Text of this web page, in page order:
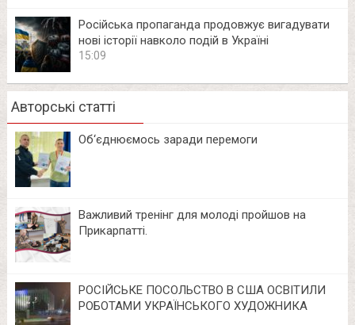
Російська пропаганда продовжує вигадувати
нові історії навколо подій в Україні
15:09
Авторські статті
Об‘єднюємось заради перемоги
Важливий тренінг для молоді пройшов на
Прикарпатті.
РОСІЙСЬКЕ ПОСОЛЬСТВО В США ОСВІТИЛИ
РОБОТАМИ УКРАЇНСЬКОГО ХУДОЖНИКА